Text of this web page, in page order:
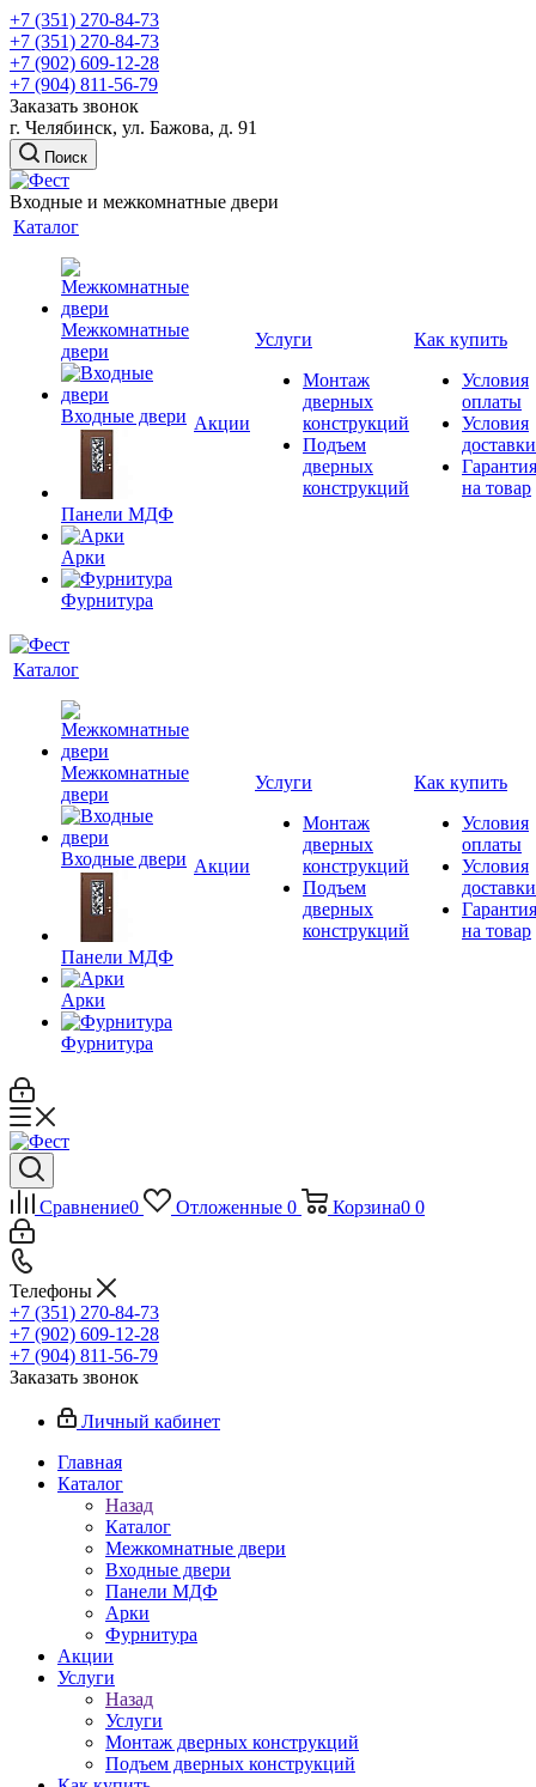
+7 (351) 270-84-73
+7 (351) 270-84-73
+7 (902) 609-12-28
+7 (904) 811-56-79
Заказать звонок
г. Челябинск, ул. Бажова, д. 91
Поиск
Входные и межкомнатные двери
Каталог
Межкомнатные
двери
Входные двери
Панели МДФ
Арки
Фурнитура
Акции
Услуги
Монтаж
дверных
конструкций
Подъем
дверных
конструкций
Как купить
Условия
оплаты
Условия
доставки
Гарантия
на товар
Каталог
Межкомнатные
двери
Входные двери
Панели МДФ
Арки
Фурнитура
Акции
Услуги
Монтаж
дверных
конструкций
Подъем
дверных
конструкций
Как купить
Условия
оплаты
Условия
доставки
Гарантия
на товар
Сравнение0 Отложенные 0 Корзина0 0
Телефоны
+7 (351) 270-84-73
+7 (902) 609-12-28
+7 (904) 811-56-79
Заказать звонок
Личный кабинет
Главная
Каталог
Назад
Каталог
Межкомнатные двери
Входные двери
Панели МДФ
Арки
Фурнитура
Акции
Услуги
Назад
Услуги
Монтаж дверных конструкций
Подъем дверных конструкций